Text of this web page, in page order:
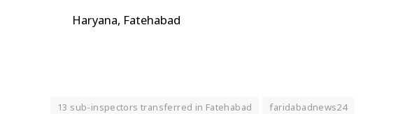
Haryana, Fatehabad
13 sub-inspectors transferred in Fatehabad faridabadnews24